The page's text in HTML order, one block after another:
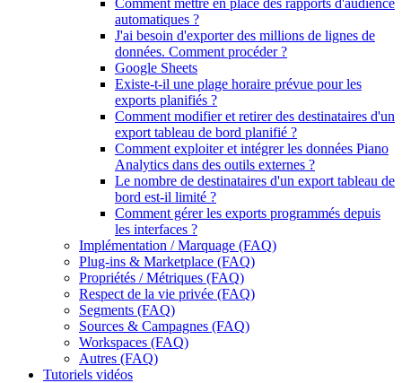
Comment mettre en place des rapports d'audience
automatiques ?
J'ai besoin d'exporter des millions de lignes de
données. Comment procéder ?
Google Sheets
Existe-t-il une plage horaire prévue pour les
exports planifiés ?
Comment modifier et retirer des destinataires d'un
export tableau de bord planifié ?
Comment exploiter et intégrer les données Piano
Analytics dans des outils externes ?
Le nombre de destinataires d'un export tableau de
bord est-il limité ?
Comment gérer les exports programmés depuis
les interfaces ?
Implémentation / Marquage (FAQ)
Plug-ins & Marketplace (FAQ)
Propriétés / Métriques (FAQ)
Respect de la vie privée (FAQ)
Segments (FAQ)
Sources & Campagnes (FAQ)
Workspaces (FAQ)
Autres (FAQ)
Tutoriels vidéos